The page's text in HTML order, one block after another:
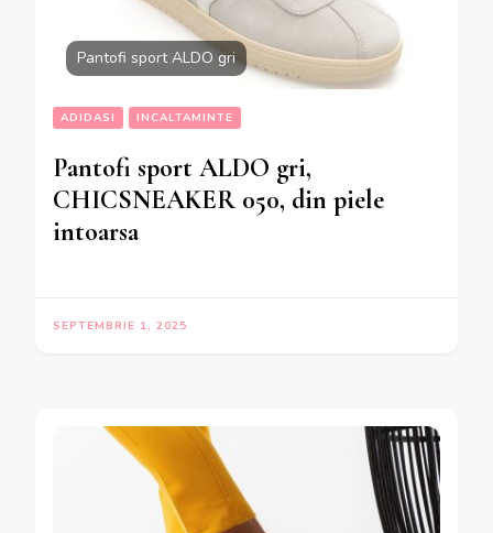
Pantofi sport ALDO gri
ADIDASI INCALTAMINTE
Pantofi sport ALDO gri,
CHICSNEAKER 050, din piele
intoarsa
SEPTEMBRIE 1, 2025